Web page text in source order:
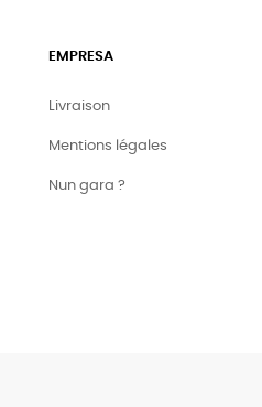
EMPRESA
Livraison
Mentions légales
Nun gara ?